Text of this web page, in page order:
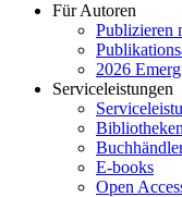
Für Autoren
Publizieren
2026
Serviceleistungen
Bibliotheken
E-books
Open